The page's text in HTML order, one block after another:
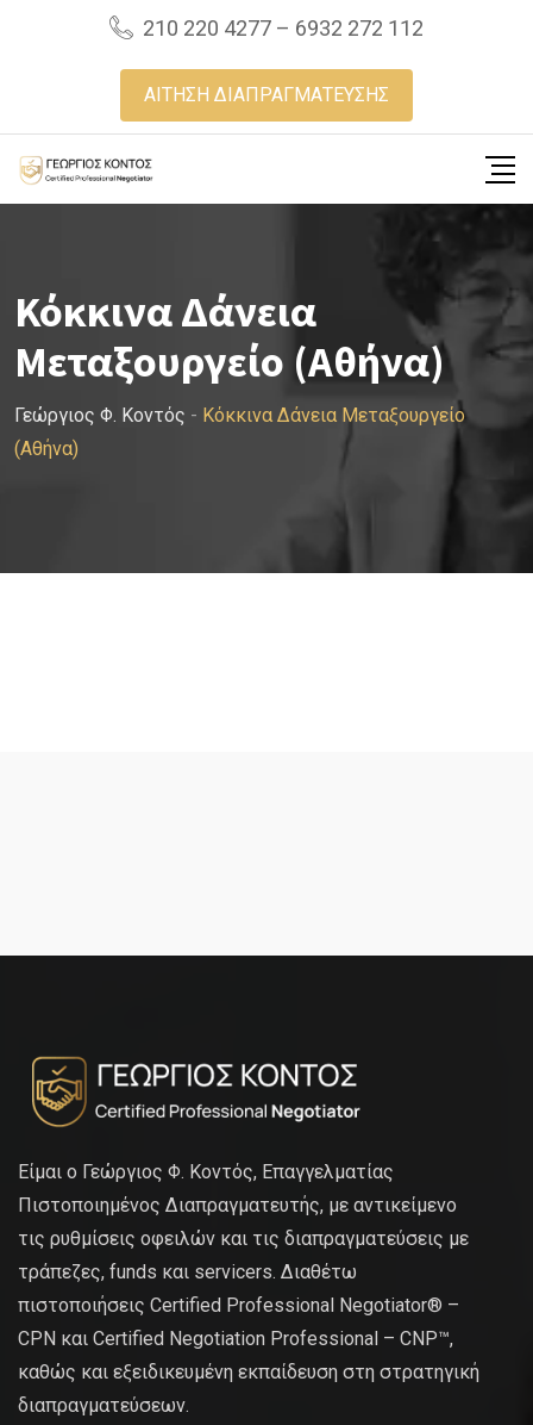
210 220 4277 – 6932 272 112
ΑΙΤΗΣΗ ΔΙΑΠΡΑΓΜΑΤΕΥΣΗΣ
Κόκκινα Δάνεια
Μεταξουργείο (Αθήνα)
Γεώργιος Φ. Κοντός - Κόκκινα Δάνεια Μεταξουργείο
(Αθήνα)
Είμαι ο Γεώργιος Φ. Κοντός, Επαγγελματίας
Πιστοποιημένος Διαπραγματευτής, με αντικείμενο
τις ρυθμίσεις οφειλών και τις διαπραγματεύσεις με
τράπεζες, funds και servicers. Διαθέτω
πιστοποιήσεις Certified Professional Negotiator® –
CPN και Certified Negotiation Professional – CNP™,
καθώς και εξειδικευμένη εκπαίδευση στη στρατηγική
διαπραγματεύσεων.